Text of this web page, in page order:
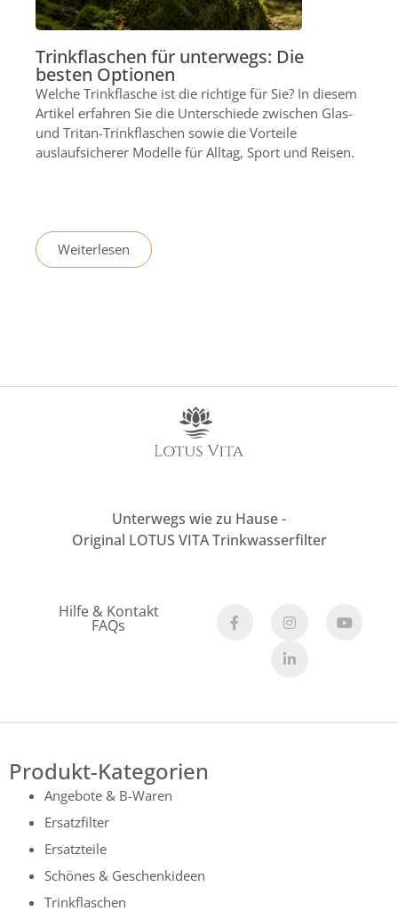
Trinkflaschen für unterwegs: Die
besten Optionen
Welche Trinkflasche ist die richtige für Sie? In diesem
Artikel erfahren Sie die Unterschiede zwischen Glas-
und Tritan-Trinkflaschen sowie die Vorteile
auslaufsicherer Modelle für Alltag, Sport und Reisen.
Weiterlesen
Unterwegs wie zu Hause -
Original LOTUS VITA Trinkwasserfilter
Hilfe & Kontakt
FAQs
Produkt-Kategorien
Angebote & B-Waren
Ersatzfilter
Ersatzteile
Schönes & Geschenkideen
Trinkflaschen